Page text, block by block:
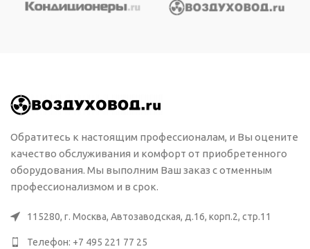
Обратитесь к настоящим профессионалам, и Вы оцените
качество обслуживания и комфорт от приобретенного
оборудования. Мы выполним Ваш заказ с отменным
профессионализмом и в срок.
115280, г. Москва, Автозаводская, д.16, корп.2, стр.11
Телефон: +7 495 221 77 25